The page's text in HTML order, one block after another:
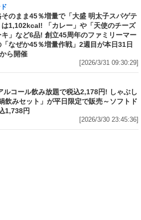
そのまま45％増量で「大盛 明太子スパゲテ
は1,102kcal! 「カレー」や「天使のチーズ
キ」など6品! 創立45周年のファミリーマー
「なぜか45％増量作戦」2週目が本日31日
ら開催
[2026/3/31 09:30:29]
ら選べる鍋＋2hアルコール飲み放題で税
円! しゃぶしゃぶ温野菜の新提案「鍋飲
ト」が平日限定で販売～ソフトドリンク
[2026/3/30 23:45:36]